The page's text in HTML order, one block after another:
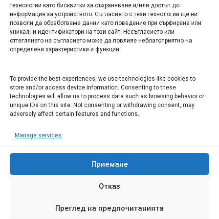
технологии като бисквитки за съхраняване и/или достъп до
информация за устройството. Съгласието с тези технологии ще ни
позволи да обработваме данни като поведение при сърфиране или
уникални идентификатори на този сайт. Несъгласието или
оттеглянето на съгласието може да повлияе неблагоприятно на
определени характеристики и функции.
To provide the best experiences, we use technologies like cookies to
store and/or access device information. Consenting to these
technologies will allow us to process data such as browsing behavior or
unique IDs on this site. Not consenting or withdrawing consent, may
adversely affect certain features and functions.
Manage services
Приемане
Отказ
Преглед на предпочитанията
Арт галерия "Мостове" – магазин за изкуство
СЕВЕРОЗАПАДА ИНФОРМАЦИОНЕН БИЗНЕС
ТУРИСТИЧЕСКИ КЛЪСТЕР
ИНСТИТУЦИИ В ЛОВЕЧ
Административен съд Ловеч
Областна администрация Ловеч
ОДМВР Ловеч
Окръжен съд Ловеч